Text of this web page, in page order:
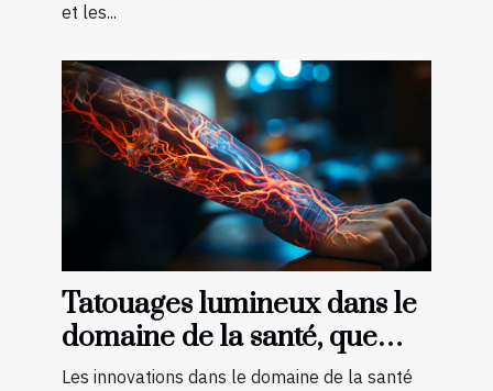
et les...
Tatouages lumineux dans le
domaine de la santé, que
faut-il savoir ?
Les innovations dans le domaine de la santé